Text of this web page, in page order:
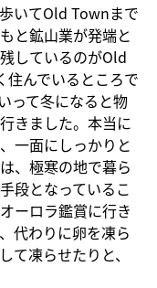
いてOld Townまで
と鉱山業が発端と
しているのがOld
住んでいるところで
って冬になると物
きました。本当に
一面にしっかりと
、極寒の地で暮ら
段となっているこ
ーロラ鑑賞に行き
代わりに卵を凍ら
て凍らせたりと、